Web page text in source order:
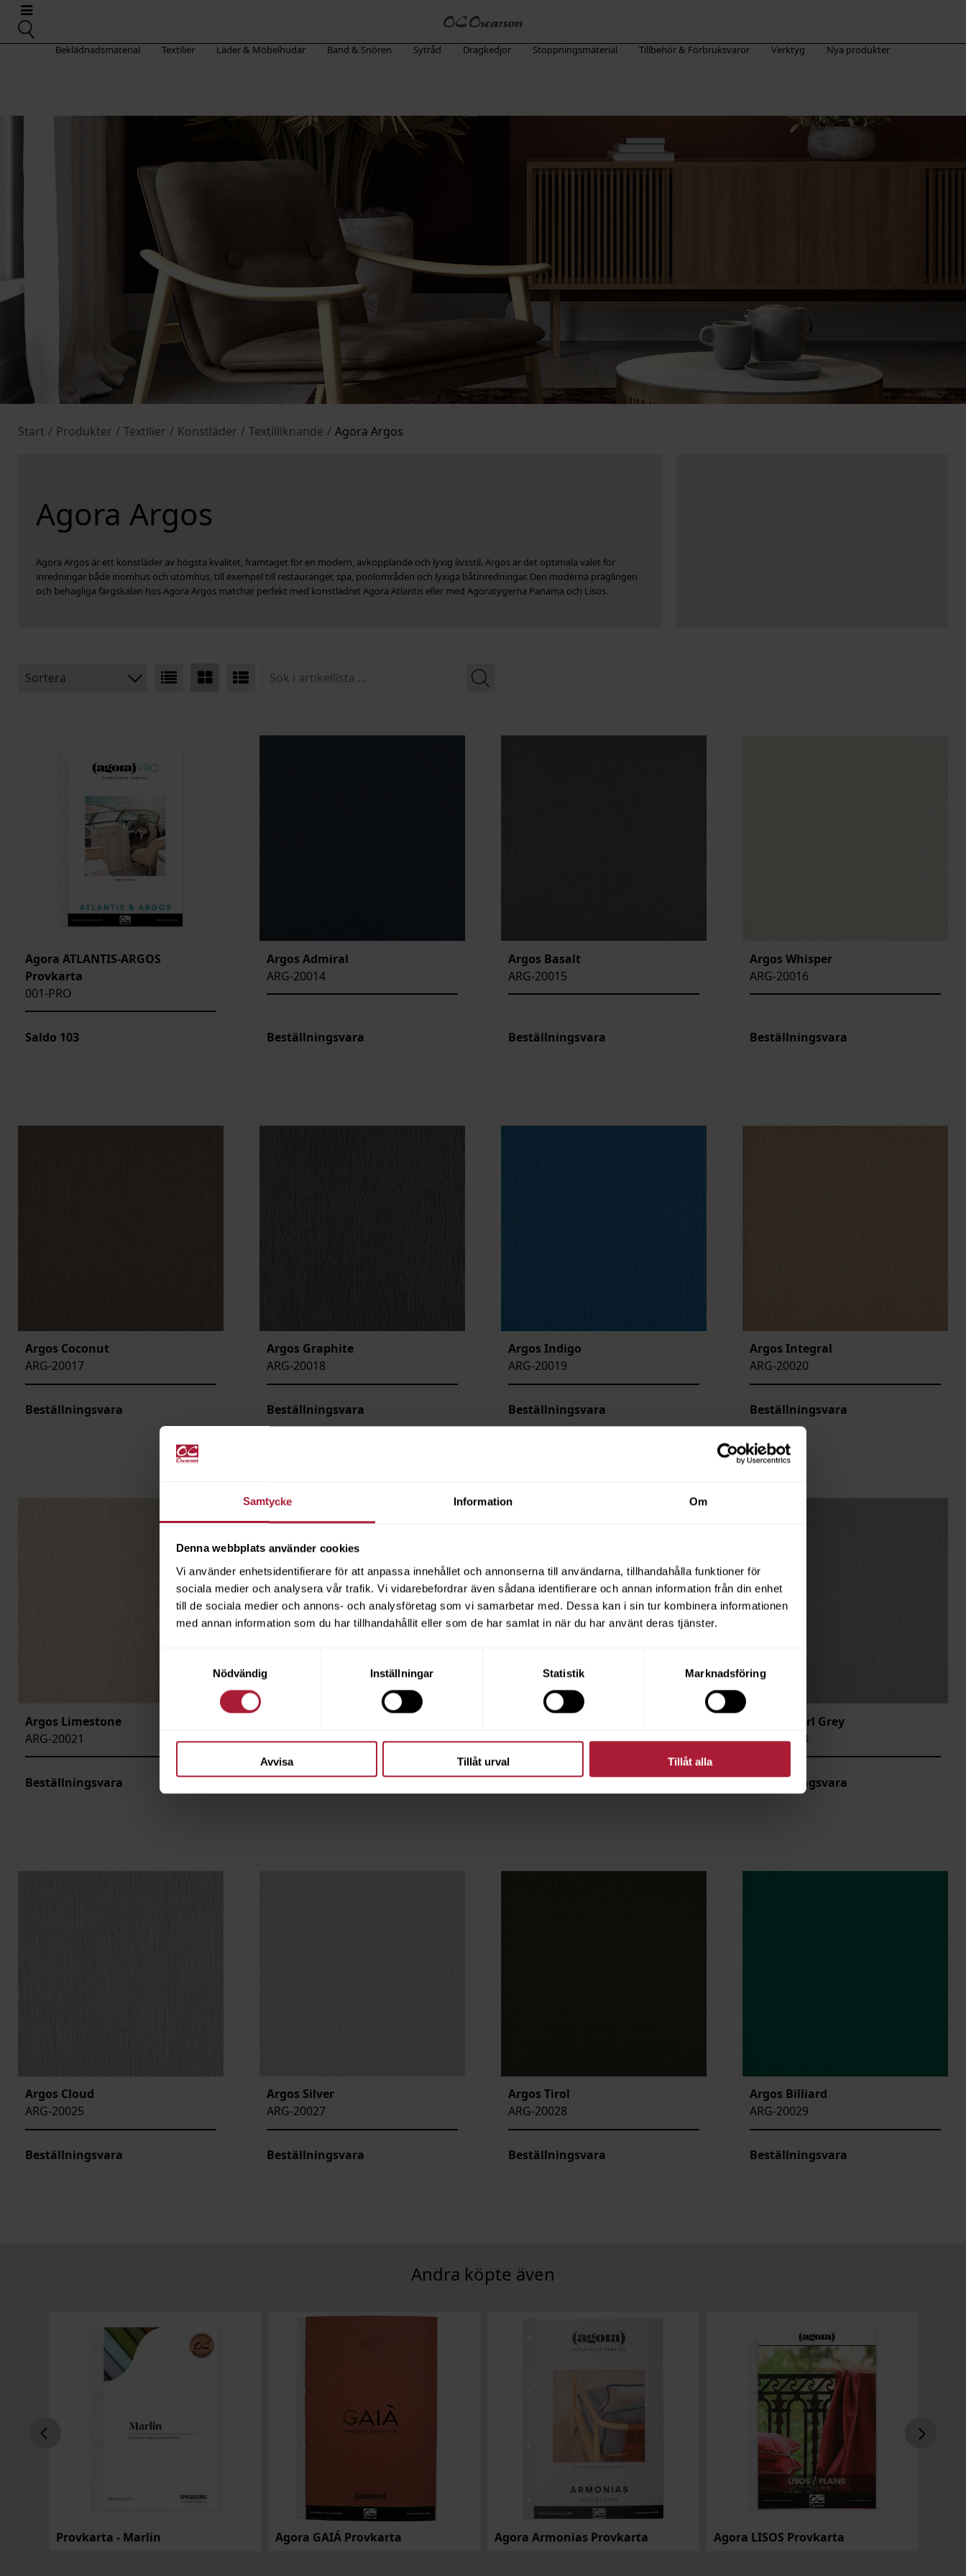
Samtycke Information Om
Denna webbplats använder cookies
Vi använder enhetsidentifierare för att anpassa innehållet och annonserna till användarna, tillhandahålla funktioner för
sociala medier och analysera vår trafik. Vi vidarebefordrar även sådana identifierare och annan information från din enhet
till de sociala medier och annons- och analysföretag som vi samarbetar med. Dessa kan i sin tur kombinera informationen
med annan information som du har tillhandahållit eller som de har samlat in när du har använt deras tjänster.
Nödvändig
Inställningar Statistik Marknadsföring
Avvisa Tillåt urval Tillåt alla
Beklädnadsmaterial Textilier Läder & Möbelhudar Band & Snören Sytråd Dragkedjor Stoppningsmaterial Tillbehör & Förbruksvaror Verktyg Nya produkter
Start / Produkter / Textilier / Konstläder / Textilliknande / Agora Argos
Agora Argos
Agora Argos är ett konstläder av högsta kvalitet, framtaget för en modern, avkopplande och lyxig livsstil. Argos är det optimala valet för
inredningar både inomhus och utomhus, till exempel till restauranger, spa, poolområden och lyxiga båtinredningar. Den moderna präglingen
och behagliga färgskalan hos Agora Argos matchar perfekt med konstlädret Agora Atlantis eller med Agoratygerna Panama och Lisos.
Sortera
Agora ATLANTIS-ARGOS
Provkarta
001-PRO
Saldo 103
Argos Admiral
ARG-20014
Beställningsvara
Argos Basalt
ARG-20015
Beställningsvara
Argos Whisper
ARG-20016
Beställningsvara
Argos Coconut
ARG-20017
Beställningsvara
Argos Graphite
ARG-20018
Beställningsvara
Argos Indigo
ARG-20019
Beställningsvara
Argos Integral
ARG-20020
Beställningsvara
Argos Limestone
ARG-20021
Beställningsvara
ARG-20022
Beställningsvara
ARG-20023
Beställningsvara
Argos Pearl Grey
ARG-20024
Beställningsvara
Argos Cloud
ARG-20025
Beställningsvara
Argos Silver
ARG-20027
Beställningsvara
Argos Tirol
ARG-20028
Beställningsvara
Argos Billiard
ARG-20029
Beställningsvara
Provkarta - Marlin Agora GAIÁ Provkarta Agora Armonias Provkarta Agora LISOS Provkarta